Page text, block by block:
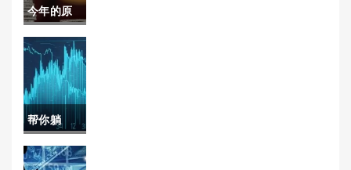
（不断学
习市场动
态和投资
知识）
今年的原
油(今年的
原油价格)
帮你躺
平！交易